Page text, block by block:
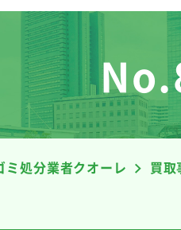
処分業者クオーレ 買取